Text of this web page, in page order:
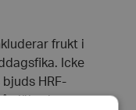
frukt i
Icke
HRF-
själva bussresan.